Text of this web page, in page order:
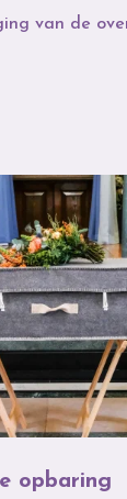
van de
opbaring